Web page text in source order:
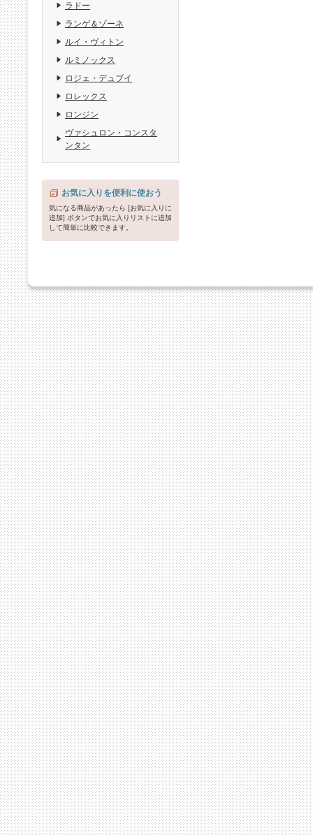
ラドー
ランゲ＆ゾーネ
ルイ・ヴィトン
ルミノックス
ロジェ・デュブイ
ロレックス
ロンジン
ヴァシュロン・コンスタ
ンタン
お気に入りを便利に使おう
気になる商品があったら [お気に入りに
追加] ボタンでお気に入りリストに追加
して簡単に比較できます。